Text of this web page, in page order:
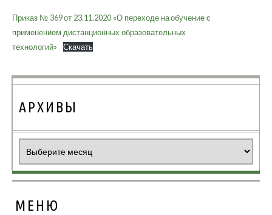
Приказ № 369 от 23.11.2020 «О переходе на обучение с
применением дистанционных образовательных
технологий»
Скачать
АРХИВЫ
МЕНЮ